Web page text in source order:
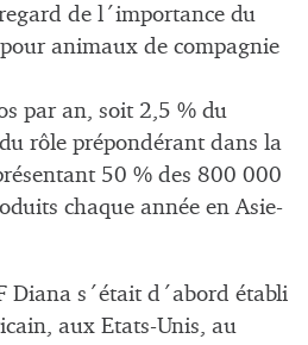
de l´importance du
animaux de compagnie
par an, soit 2,5 % du
rôle prépondérant dans la
50 % des 800 000
chaque année en Asie-
Diana s´était d´abord établi
aux Etats-Unis, au